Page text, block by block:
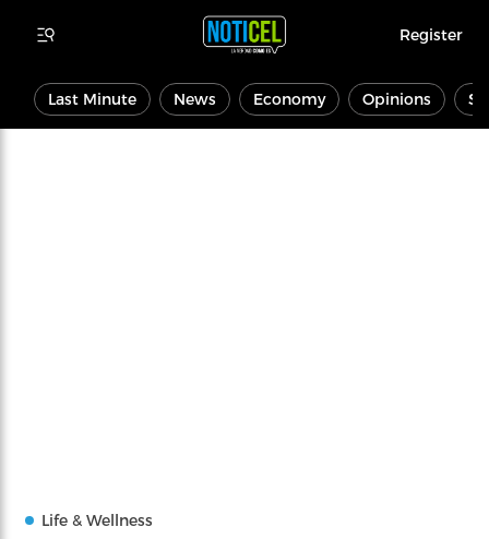
Register
Last Minute News Economy Opinions
Life & Wellness